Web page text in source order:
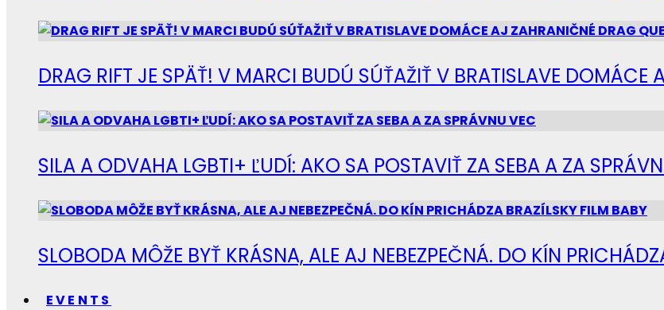
DRAG RIFT JE SPÄŤ! V MARCI BUDÚ SÚŤAŽIŤ V BRATISLAVE DOMÁCE
SILA A ODVAHA LGBTI+ ĽUDÍ: AKO SA POSTAVIŤ ZA SEBA A ZA
SLOBODA MÔŽE BYŤ KRÁSNA, ALE AJ NEBEZPEČNÁ. DO KÍN
EVENTS